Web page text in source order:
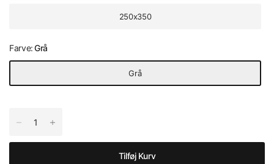
250x350
Farve:Grå
Grå
Tilføj Kurv